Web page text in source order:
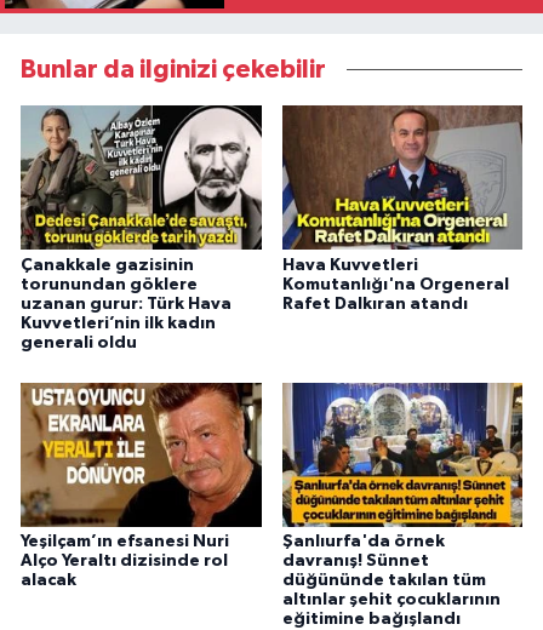
Bunlar da ilginizi çekebilir
Çanakkale gazisinin
torunundan göklere
uzanan gurur: Türk Hava
Kuvvetleri’nin ilk kadın
generali oldu
Hava Kuvvetleri
Komutanlığı'na Orgeneral
Rafet Dalkıran atandı
Yeşilçam’ın efsanesi Nuri
Alço Yeraltı dizisinde rol
alacak
Şanlıurfa'da örnek
davranış! Sünnet
düğününde takılan tüm
altınlar şehit çocuklarının
eğitimine bağışlandı